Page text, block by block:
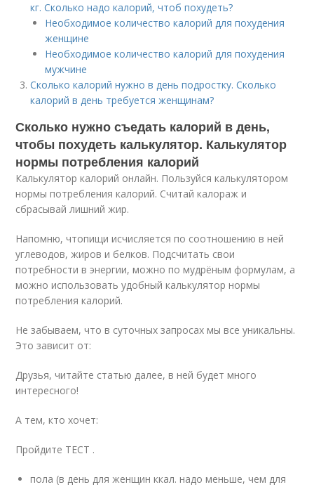
кг. Сколько надо калорий, чтоб похудеть?
Необходимое количество калорий для похудения
женщине
Необходимое количество калорий для похудения
мужчине
Сколько калорий нужно в день подростку. Сколько
калорий в день требуется женщинам?
Сколько нужно съедать калорий в день,
чтобы похудеть калькулятор. Калькулятор
нормы потребления калорий
Калькулятор калорий онлайн. Пользуйся калькулятором
нормы потребления калорий. Считай калораж и
сбрасывай лишний жир.
Напомню, чтопищи исчисляется по соотношению в ней
углеводов, жиров и белков. Подсчитать свои
потребности в энергии, можно по мудрёным формулам, а
можно использовать удобный калькулятор нормы
потребления калорий.
Не забываем, что в суточных запросах мы все уникальны.
Это зависит от:
Друзья, читайте статью далее, в ней будет много
интересного!
А тем, кто хочет:
Пройдите ТЕСТ .
пола (в день для женщин ккал. надо меньше, чем для